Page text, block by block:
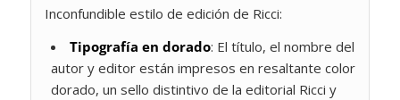
Inconfundible estilo de edición de Ricci:
Tipografía en dorado: El título, el nombre del
autor y editor están impresos en resaltante color
dorado, un sello distintivo de la editorial Ricci y